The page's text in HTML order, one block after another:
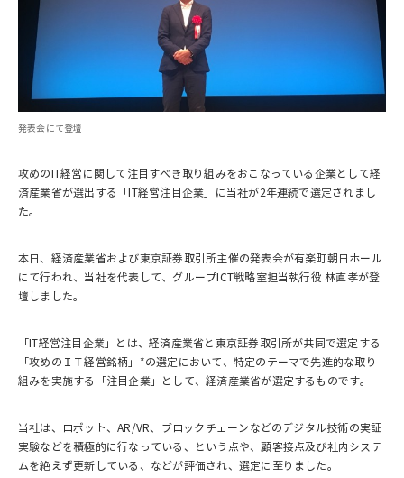
発表会にて登壇
攻めのIT経営に関して注目すべき取り組みをおこなっている企業として経
済産業省が選出する「IT経営注目企業」に当社が2年連続で選定されまし
た。
本日、経済産業省および東京証券取引所主催の発表会が有楽町朝日ホール
にて行われ、当社を代表して、グループICT戦略室担当執行役 林直孝が登
壇しました。
「IT経営注目企業」とは、経済産業省と東京証券取引所が共同で選定する
「攻めのＩＴ経営銘柄」*の選定において、特定のテーマで先進的な取り
組みを実施する「注目企業」として、経済産業省が選定するものです。
当社は、ロボット、AR/VR、ブロックチェーンなどのデジタル技術の実証
実験などを積極的に行なっている、という点や、顧客接点及び社内システ
ムを絶えず更新している、などが評価され、選定に至りました。